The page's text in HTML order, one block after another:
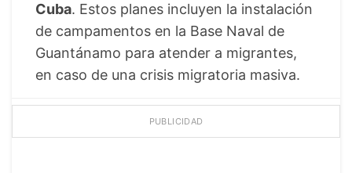
Cuba. Estos planes incluyen la instalación
de campamentos en la Base Naval de
Guantánamo para atender a migrantes,
en caso de una crisis migratoria masiva.
PUBLICIDAD